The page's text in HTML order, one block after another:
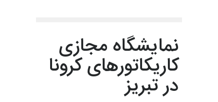
نمایشگاه مجازی
کاریکاتورهای کرونا
در تبریز